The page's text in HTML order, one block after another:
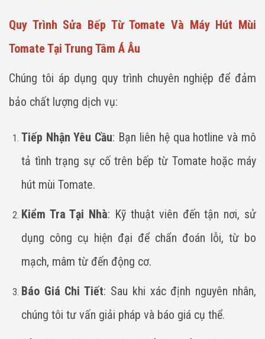
Quy Trình Sửa Bếp Từ Tomate Và Máy Hút Mùi
Tomate Tại Trung Tâm Á Âu
Chúng tôi áp dụng quy trình chuyên nghiệp để đảm
bảo chất lượng dịch vụ:
Tiếp Nhận Yêu Cầu: Bạn liên hệ qua hotline và mô
tả tình trạng sự cố trên bếp từ Tomate hoặc máy
hút mùi Tomate.
Kiểm Tra Tại Nhà: Kỹ thuật viên đến tận nơi, sử
dụng công cụ hiện đại để chẩn đoán lỗi, từ bo
mạch, mâm từ đến động cơ.
Báo Giá Chi Tiết: Sau khi xác định nguyên nhân,
chúng tôi tư vấn giải pháp và báo giá cụ thể.